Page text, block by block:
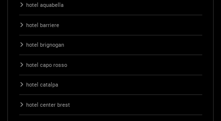
hotel aquabella
hotel barriere
hotel brignogan
hotel capo rosso
hotel catalpa
hotel center brest